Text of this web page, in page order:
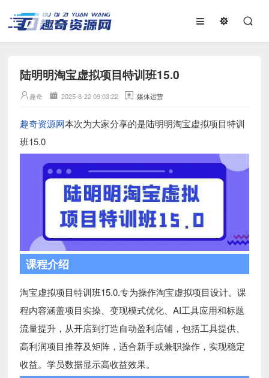
陆明明淘宝虚拟项目特训班15.0
趣奇 2025-8-22 09:03:22 媒体运营
趣奇资源网本次为大家分享的是陆明明淘宝虚拟项目特训
班15.0
课程介绍
淘宝虚拟项目特训班15.0.专为操作淘宝虚拟项目设计。课
程内容涵盖项目实操、变现模式优化、AI工具应用和标题
流量提升，从开店到打造自动盈利店铺，包括工具提供、
高利润项目推荐及矩阵，适合新手或兼职操作，实现稳定
收益。学员数据显示高收益效果。